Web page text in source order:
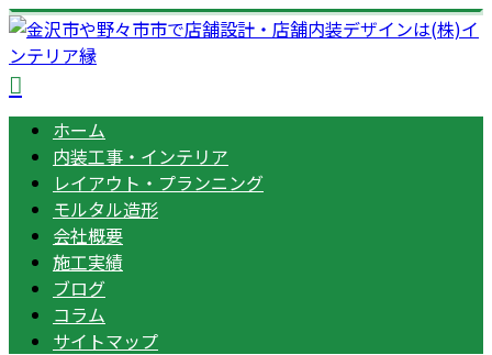
ホーム
内装工事・インテリア
レイアウト・プランニング
モルタル造形
会社概要
施工実績
ブログ
コラム
サイトマップ